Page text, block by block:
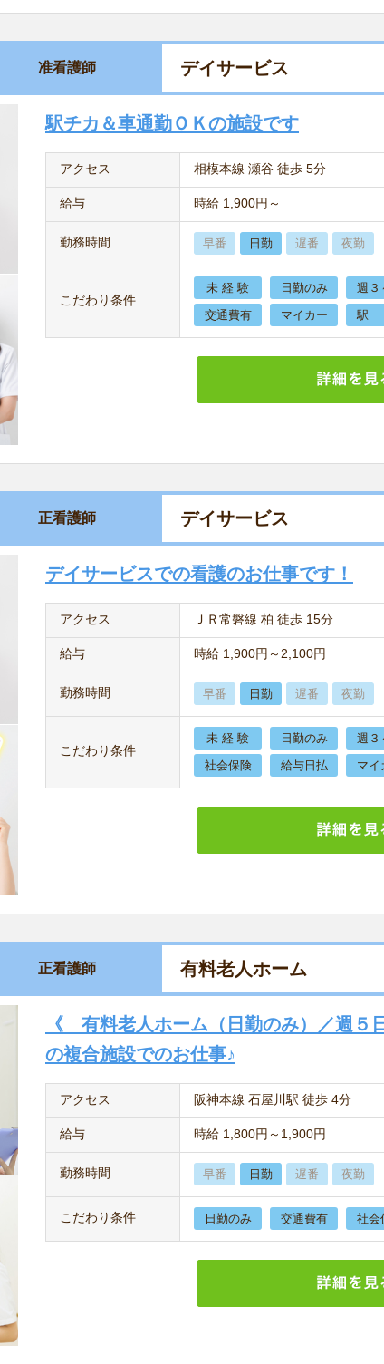
准看護師 デイサービス
駅チカ＆車通勤ＯＫの施設です
アクセス 相模本線 瀬谷 徒歩 5分
給与 時給 1,900円～
勤務時間 早番 日勤 遅番 夜勤
こだわり条件
未 経 験 日勤のみ 週３
交通費有
マイカー 駅
正看護師 デイサービス
デイサービスでの看護のお仕事です！
アクセス ＪＲ常磐線 柏 徒歩 15分
給与 時給 1,900円～2,100円
勤務時間 早番 日勤 遅番 夜勤
こだわり条件
未 経 験 日勤のみ 週３
社会保険
給与日払 マイ
正看護師 有料老人ホーム
《 有料老人ホーム（日勤のみ）／週５
の複合施設でのお仕事♪
アクセス 阪神本線 石屋川駅 徒歩 4分
給与 時給 1,800円～1,900円
勤務時間 早番 日勤 遅番 夜勤
こだわり条件 日勤のみ 交通費有 社会